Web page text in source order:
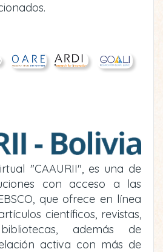
"CAAURII", es una de
con acceso a las
que ofrece en línea
científicos, revistas,
además de
activa con más de